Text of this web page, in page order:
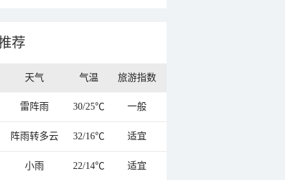
荐
天气 气温 旅游指数
雷阵雨 30/25℃ 一般
阵雨转多云 32/16℃ 适宜
小雨 22/14℃ 适宜